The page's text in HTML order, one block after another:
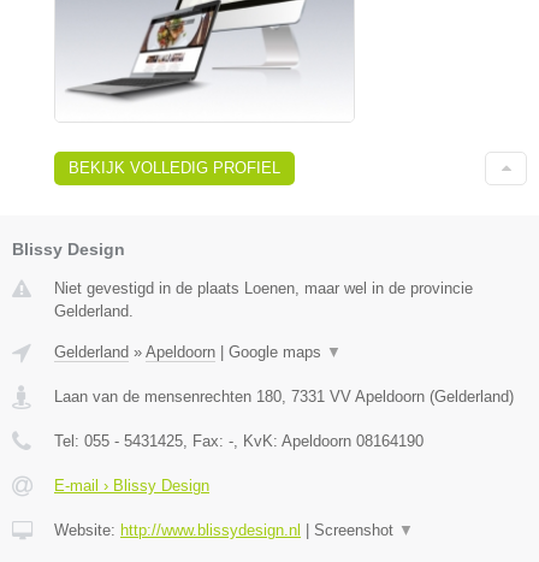
BEKIJK VOLLEDIG PROFIEL
Blissy Design
Niet gevestigd in de plaats Loenen, maar wel in de provincie
Gelderland.
Gelderland » Apeldoorn Google maps ▼
Laan van de mensenrechten 180 7331 VV Apeldoorn (Gelderland)
Tel: 055 - 5431425 , Fax: - , KvK: Apeldoorn 08164190
E-mail › Blissy Design
Website: http://www.blissydesign.nl Screenshot ▼